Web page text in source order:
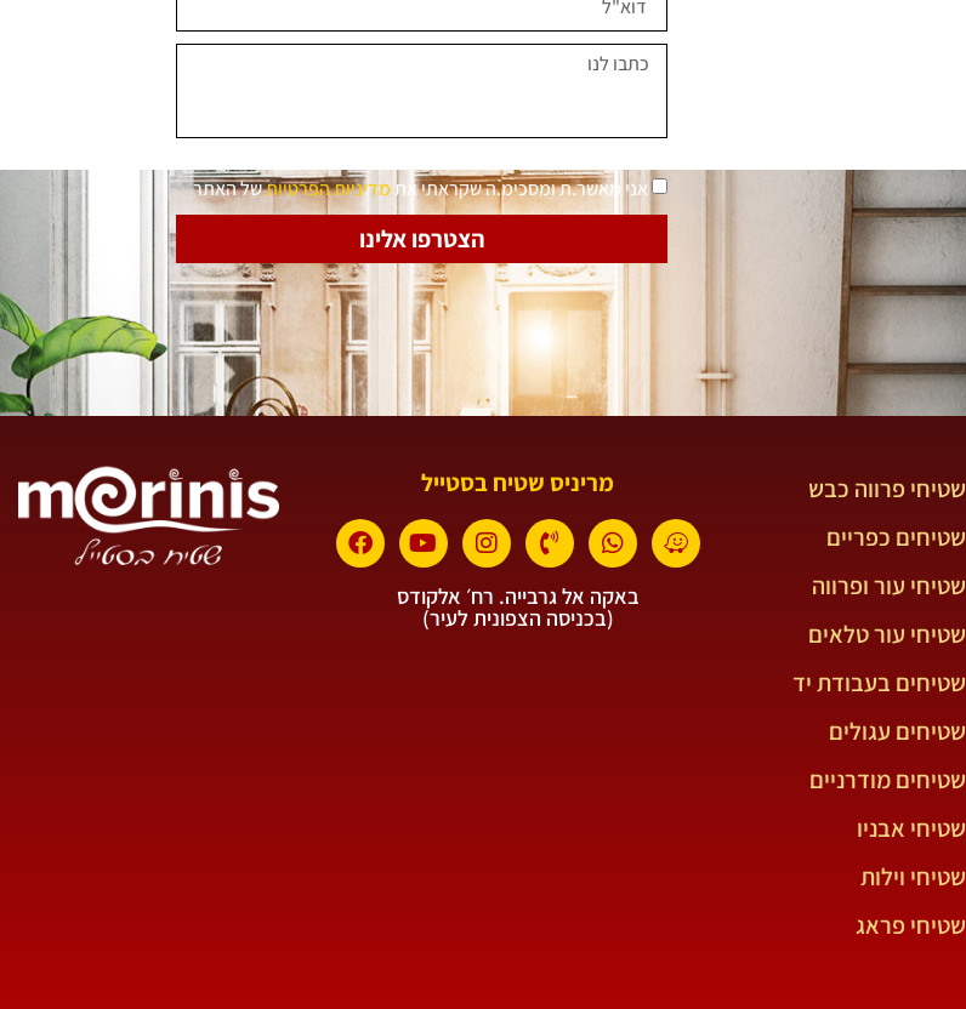
אני מאשר.ת ומסכימ.ה שקראתי את מדיניות הפרטיותשל האתר
הצטרפו אלינו
שטיחי פרווה כבש
שטיחים כפריים
שטיחי עור ופרווה
שטיחי עור טלאים
שטיחים בעבודת יד
שטיחים עגולים
שטיחים מודרניים
שטיחי אבניו
שטיחי וילות
שטיחי פראג
מריניס שטיח בסטייל
באקה אל גרבייה. רח׳ אלקודס
(בכניסה הצפונית לעיר)